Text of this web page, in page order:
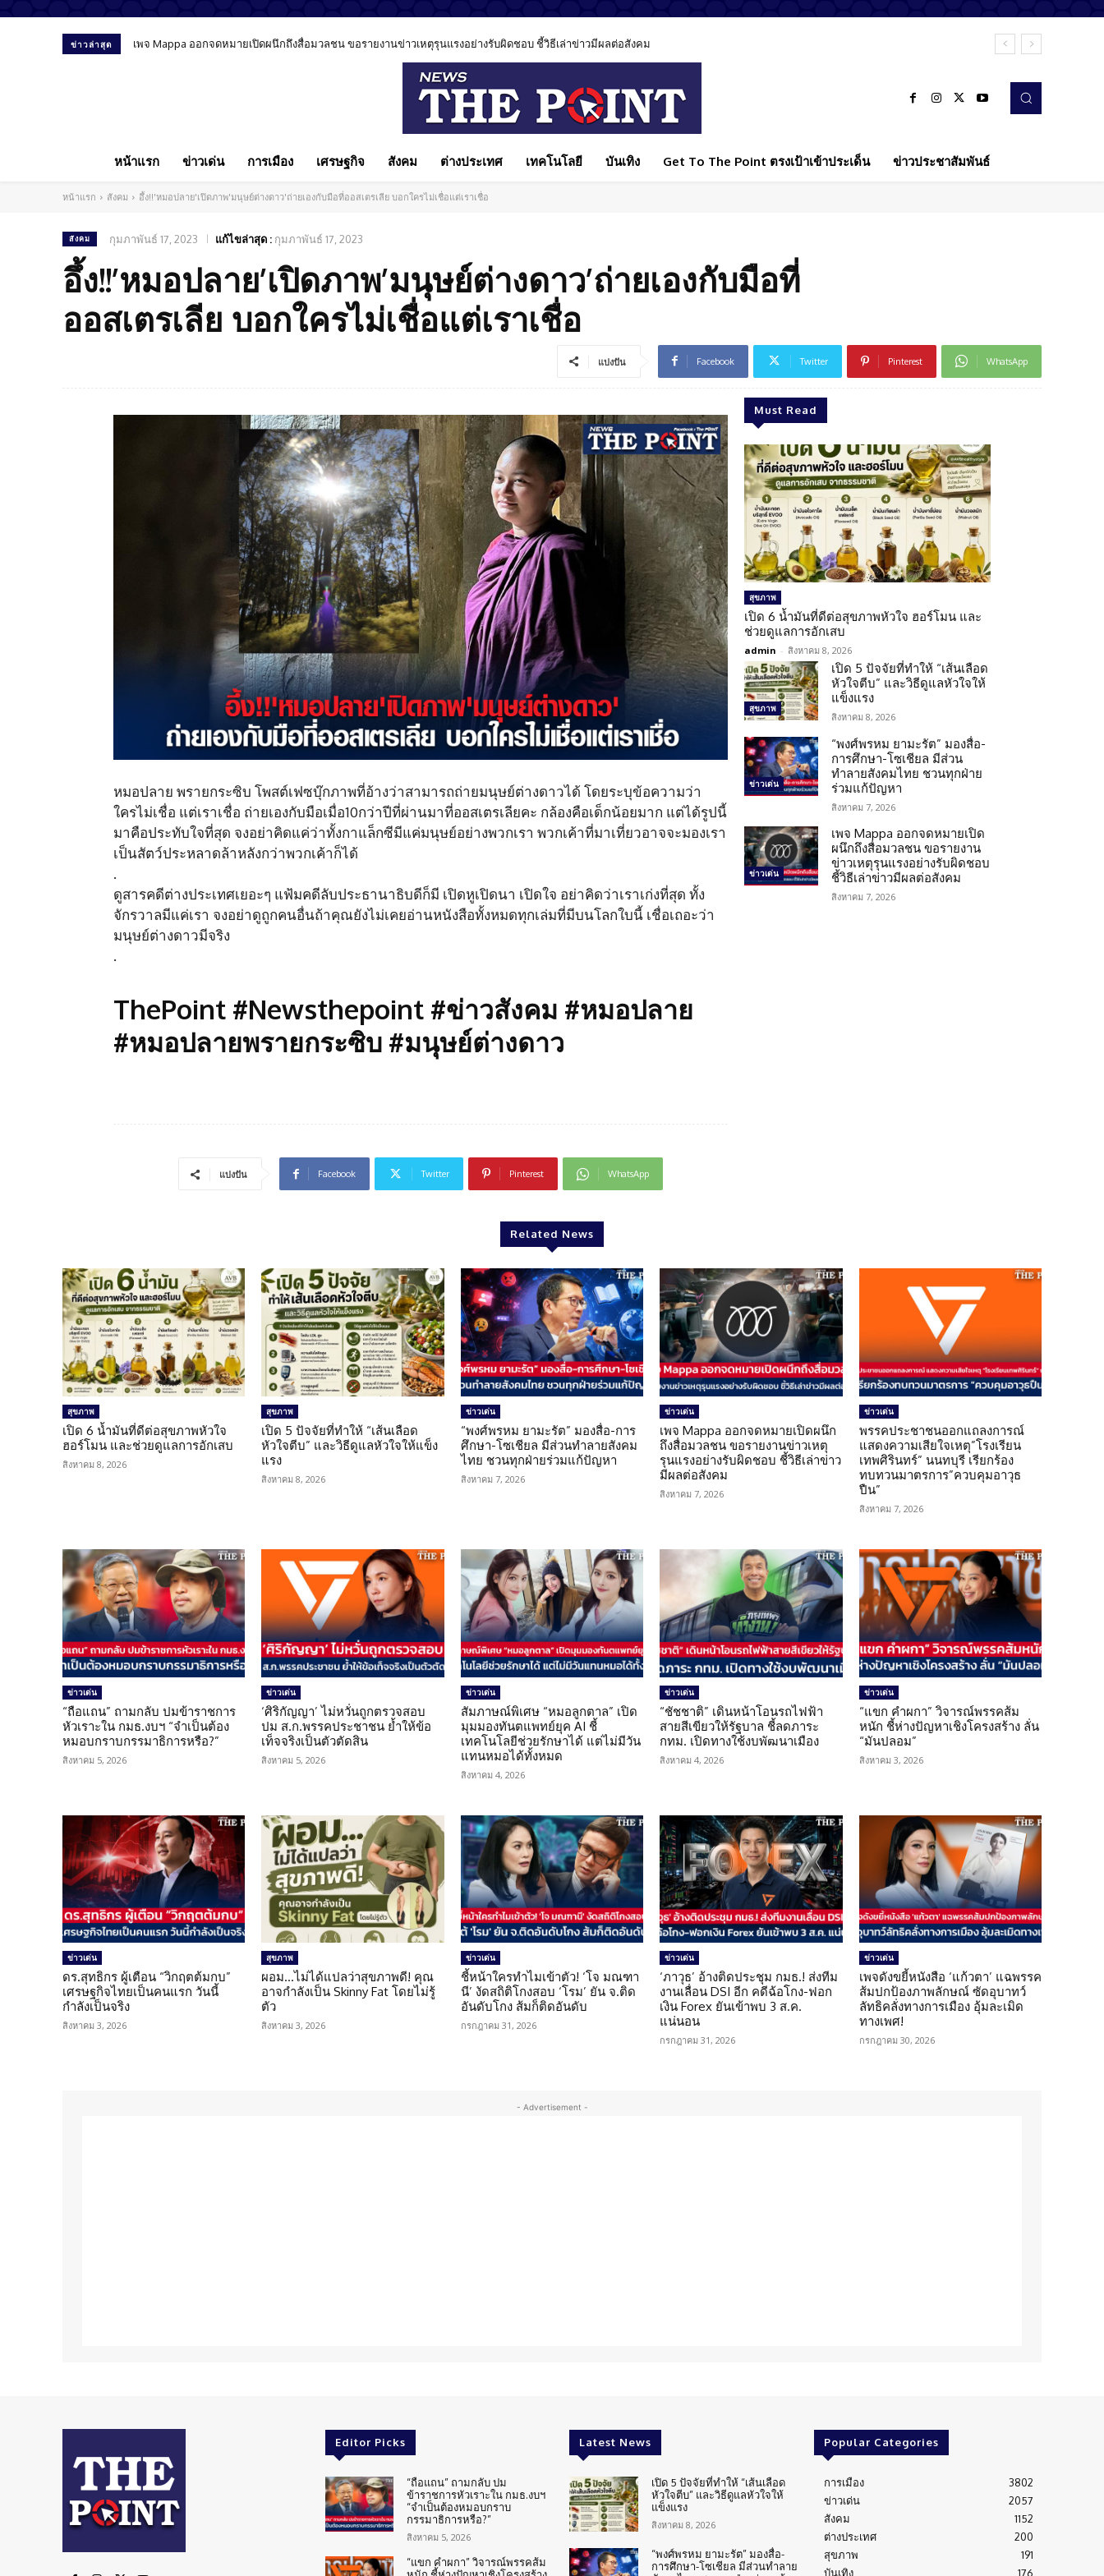
ข่าวล่าสุด เพจ Mappa ออกจดหมายเปิดผนึกถึงสื่อมวลชน ขอรายงานข่าวเหตุรุนแรงอย่างรับผิดชอบ ชี้วิธีเล่าข่าวมีผลต่อสังคม
พรรคประชาชนออกแถลงการณ์ แสดงความเสียใจเหตุ”โรงเรียนเทพศิรินทร์” นนทบุรี เรียกร้องทบทวนมาตรการ”ควบคุมอาวุธปืน”
หน้าแรก ข่าวเด่น การเมือง เศรษฐกิจ สังคม ต่างประเทศ เทคโนโลยี บันเทิง Get To The Point ตรงเป้าเข้าประเด็น ข่าวประชาสัมพันธ์
หน้าแรก สังคม อึ้ง!!'หมอปลาย'เปิดภาพ'มนุษย์ต่างดาว'ถ่ายเองกับมือที่ออสเตรเลีย บอกใครไม่เชื่อแต่เราเชื่อ
สังคม กุมภาพันธ์ 17, 2023 แก้ไขล่าสุด : กุมภาพันธ์ 17, 2023
อึ้ง!!’หมอปลาย’เปิดภาพ’มนุษย์ต่างดาว’ถ่ายเองกับมือที่
ออสเตรเลีย บอกใครไม่เชื่อแต่เราเชื่อ
แบ่งปัน Facebook Twitter Pinterest WhatsApp
หมอปลาย พรายกระซิบ โพสต์เฟซบุ๊กภาพที่อ้างว่าสามารถถ่ายมนุษย์ต่างดาวได้ โดยระบุข้อความว่า
ใครไม่เชื่อ แต่เราเชื่อ ถ่ายเองกับมือเมื่อ10กว่าปีที่ผ่านมาที่ออสเตรเลียคะ กล้องคือเด็กน้อยมาก แต่ได้รูปนี้
มาคือประทับใจที่สุด จงอย่าคิดแค่ว่าทั้งกาแล็กซีมีแค่มนุษย์อย่างพวกเรา พวกเค้าที่มาเที่ยวอาจจะมองเรา
เป็นสัตว์ประหลาดล้าหลังกว่าพวกเค้าก็ได้
.
ดูสารคดีต่างประเทศเยอะๆ แฟ้มคดีลับประธานาธิบดีก็มี เปิดหูเปิดนา เปิดใจ อย่าคิดว่าเราเก่งที่สุด ทั้ง
จักรวาลมีแค่เรา จงอย่าดูถูกคนอื่นถ้าคุณยังไม่เคยอ่านหนังสือทั้งหมดทุกเล่มที่มีบนโลกใบนี้ เชื่อเถอะว่า
มนุษย์ต่างดาวมีจริง
.
ThePoint #Newsthepoint #ข่าวสังคม #หมอปลาย
#หมอปลายพรายกระซิบ #มนุษย์ต่างดาว
แบ่งปัน Facebook Twitter Pinterest WhatsApp
Must Read
สุขภาพ
เปิด 6 น้ำมันที่ดีต่อสุขภาพหัวใจ ฮอร์โมน และ
ช่วยดูแลการอักเสบ
admin - สิงหาคม 8, 2026
สุขภาพ
เปิด 5 ปัจจัยที่ทำให้ “เส้นเลือด
หัวใจตีบ” และวิธีดูแลหัวใจให้
แข็งแรง
สิงหาคม 8, 2026
ข่าวเด่น
“พงศ์พรหม ยามะรัต” มองสื่อ-
การศึกษา-โซเชียล มีส่วน
ทำลายสังคมไทย ชวนทุกฝ่าย
ร่วมแก้ปัญหา
สิงหาคม 7, 2026
ข่าวเด่น
เพจ Mappa ออกจดหมายเปิด
ผนึกถึงสื่อมวลชน ขอรายงาน
ข่าวเหตุรุนแรงอย่างรับผิดชอบ
ชี้วิธีเล่าข่าวมีผลต่อสังคม
สิงหาคม 7, 2026
Related News
สุขภาพ
เปิด 6 น้ำมันที่ดีต่อสุขภาพหัวใจ
ฮอร์โมน และช่วยดูแลการอักเสบ
สิงหาคม 8, 2026
สุขภาพ
เปิด 5 ปัจจัยที่ทำให้ “เส้นเลือด
หัวใจตีบ” และวิธีดูแลหัวใจให้แข็ง
แรง
สิงหาคม 8, 2026
ข่าวเด่น
“พงศ์พรหม ยามะรัต” มองสื่อ-การ
ศึกษา-โซเชียล มีส่วนทำลายสังคม
ไทย ชวนทุกฝ่ายร่วมแก้ปัญหา
สิงหาคม 7, 2026
ข่าวเด่น
เพจ Mappa ออกจดหมายเปิดผนึก
ถึงสื่อมวลชน ขอรายงานข่าวเหตุ
รุนแรงอย่างรับผิดชอบ ชี้วิธีเล่าข่าว
มีผลต่อสังคม
สิงหาคม 7, 2026
ข่าวเด่น
พรรคประชาชนออกแถลงการณ์
แสดงความเสียใจเหตุ”โรงเรียน
เทพศิรินทร์” นนทบุรี เรียกร้อง
ทบทวนมาตรการ”ควบคุมอาวุธ
ปืน”
สิงหาคม 7, 2026
ข่าวเด่น
“ถือแถน” ถามกลับ ปมข้าราชการ
หัวเราะใน กมธ.งบฯ “จำเป็นต้อง
หมอบกราบกรรมาธิการหรือ?”
สิงหาคม 5, 2026
ข่าวเด่น
‘ศิริกัญญา’ ไม่หวั่นถูกตรวจสอบ
ปม ส.ก.พรรคประชาชน ย้ำให้ข้อ
เท็จจริงเป็นตัวตัดสิน
สิงหาคม 5, 2026
ข่าวเด่น
สัมภาษณ์พิเศษ “หมอลูกตาล” เปิด
มุมมองทันตแพทย์ยุค AI ชี้
เทคโนโลยีช่วยรักษาได้ แต่ไม่มีวัน
แทนหมอได้ทั้งหมด
สิงหาคม 4, 2026
ข่าวเด่น
“ชัชชาติ” เดินหน้าโอนรถไฟฟ้า
สายสีเขียวให้รัฐบาล ชี้ลดภาระ
กทม. เปิดทางใช้งบพัฒนาเมือง
สิงหาคม 4, 2026
ข่าวเด่น
“แขก คำผกา” วิจารณ์พรรคส้ม
หนัก ชี้ห่างปัญหาเชิงโครงสร้าง ลั่น
“มันปลอม”
สิงหาคม 3, 2026
ข่าวเด่น
ดร.สุทธิกร ผู้เตือน “วิกฤตต้มกบ”
เศรษฐกิจไทยเป็นคนแรก วันนี้
กำลังเป็นจริง
สิงหาคม 3, 2026
สุขภาพ
ผอม…ไม่ได้แปลว่าสุขภาพดี! คุณ
อาจกำลังเป็น Skinny Fat โดยไม่รู้
ตัว
สิงหาคม 3, 2026
ข่าวเด่น
ชี้หน้าใครทำไมเข้าตัว! ‘โจ มณฑา
นี’ งัดสถิติโกงสอบ ‘โรม’ ยัน จ.ติด
อันดับโกง ส้มก็ติดอันดับ
กรกฎาคม 31, 2026
ข่าวเด่น
‘ภาวุธ’ อ้างติดประชุม กมธ.! ส่งทีม
งานเลื่อน DSI อีก คดีฉ้อโกง-ฟอก
เงิน Forex ยันเข้าพบ 3 ส.ค.
แน่นอน
กรกฎาคม 31, 2026
ข่าวเด่น
เพจดังขยี้หนังสือ ‘แก้วตา’ แฉพรรค
ส้มปกป้องภาพลักษณ์ ซัดอุบาทว์
ลัทธิคลั่งทางการเมือง อุ้มละเมิด
ทางเพศ!
กรกฎาคม 30, 2026
- Advertisement -
Editor Picks
“ถือแถน” ถามกลับ ปม
ข้าราชการหัวเราะใน กมธ.งบฯ
“จำเป็นต้องหมอบกราบ
กรรมาธิการหรือ?”
สิงหาคม 5, 2026
“แขก คำผกา” วิจารณ์พรรคส้ม
Latest News
เปิด 5 ปัจจัยที่ทำให้ “เส้นเลือด
หัวใจตีบ” และวิธีดูแลหัวใจให้
แข็งแรง
สิงหาคม 8, 2026
“พงศ์พรหม ยามะรัต” มองสื่อ-
การศึกษา-โซเชียล มีส่วนทำลาย
Popular Categories
การเมือง
3802
ข่าวเด่น
2057
สังคม
1152
ต่างประเทศ
200
สุขภาพ
191
บันเทิง
176